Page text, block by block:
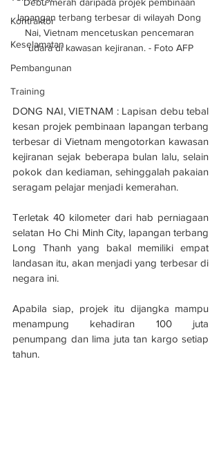
Kontraktor
Keselamatan
Pembangunan
Training
lapangan terbang terbesar di wilayah Dong
Nai, Vietnam mencetuskan pencemaran
udara di kawasan kejiranan. - Foto AFP
DONG NAI, VIETNAM : Lapisan debu tebal
kesan projek pembinaan lapangan terbang
terbesar di Vietnam mengotorkan kawasan
kejiranan sejak beberapa bulan lalu, selain
pokok dan kediaman, sehinggalah pakaian
seragam pelajar menjadi kemerahan.
Terletak 40 kilometer dari hab perniagaan
selatan Ho Chi Minh City, lapangan terbang
Long Thanh yang bakal memiliki empat
landasan itu, akan menjadi yang terbesar di
negara ini.
Apabila siap, projek itu dijangka mampu
menampung kehadiran 100 juta
penumpang dan lima juta tan kargo setiap
tahun.